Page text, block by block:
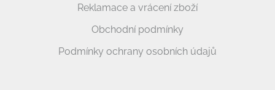
Reklamace a vrácení zboží
Obchodní podmínky
Podmínky ochrany osobních údajů